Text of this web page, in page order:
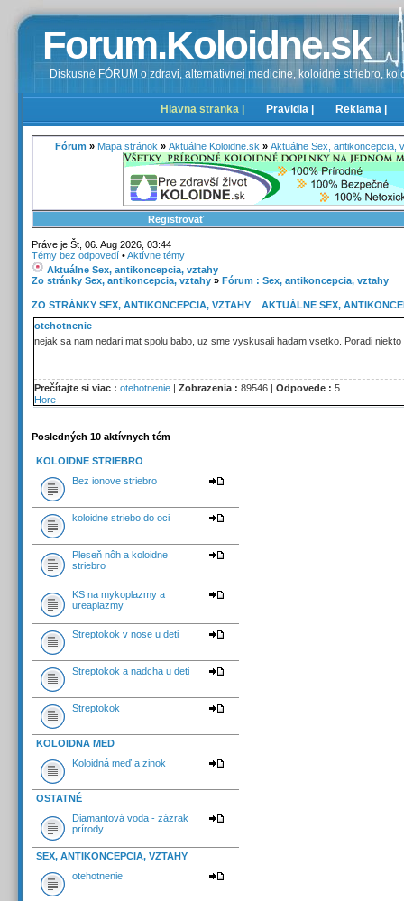
Forum.Koloidne.sk
Diskusné FÓRUM o zdravi, alternativnej medicíne, koloidné striebro,
Hlavna stranka | Pravidla | Reklama |
Fórum » Mapa stránok » Aktuálne Koloidne.sk » Aktuálne Sex, antikoncepcia,
Registrovať
Práve je Št, 06. Aug 2026, 03:44
Témy bez odpovedí •Aktívne témy
Aktuálne Sex, antikoncepcia, vztahy
Zo stránky Sex, antikoncepcia, vztahy » Fórum : Sex, antikoncepcia, vztahy
ZO STRÁNKY SEX, ANTIKONCEPCIA, VZTAHY
AKTUÁLNE SEX,
otehotnenie
nejak sa nam nedari mat spolu babo, uz sme vyskusali hadam vsetko. Poradi
Prečítajte si viac : otehotnenie | Zobrazenia : 89546 | Odpovede : 5
Hore
Posledných 10 aktívnych tém
KOLOIDNE STRIEBRO
Bez ionove striebro
koloidne striebo do oci
Pleseň nôh a koloidne
striebro
KS na mykoplazmy a
ureaplazmy
Streptokok v nose u deti
Streptokok a nadcha u deti
Streptokok
KOLOIDNA MED
Koloidná meď a zinok
OSTATNÉ
Diamantová voda - zázrak
prírody
SEX, ANTIKONCEPCIA, VZTAHY
otehotnenie